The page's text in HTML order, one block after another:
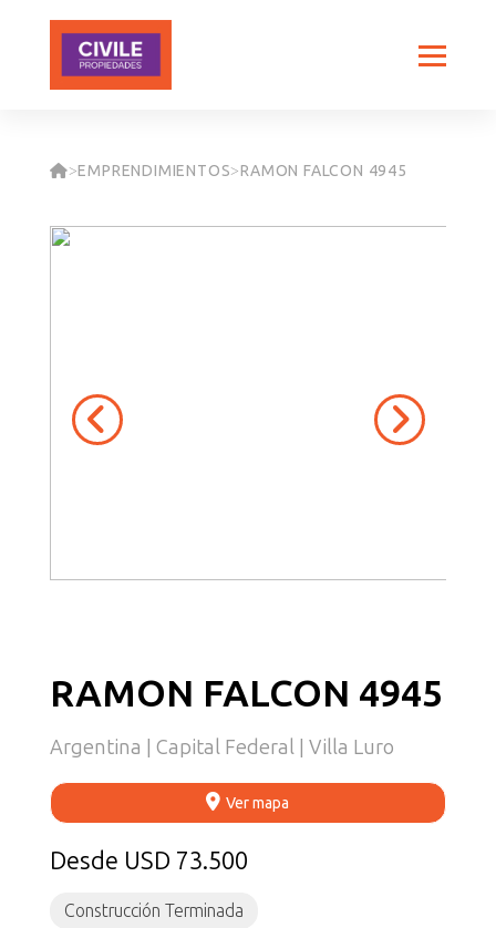
>EMPRENDIMIENTOS>RAMON FALCON 4945
RAMON FALCON 4945
Argentina | Capital Federal | Villa Luro
Ver mapa
Desde USD 73.500
Construcción Terminada